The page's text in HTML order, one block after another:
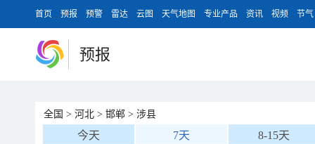
首页 预报 预警 雷达 云图 天气地图 专业产品 资讯 视频 节气
预报
全国 > 河北 > 邯郸 > 涉县
今天 7天 8-15天